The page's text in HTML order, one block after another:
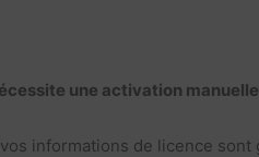
une activation
informations de licence